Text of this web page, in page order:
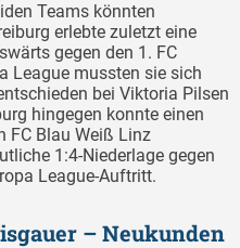
Teams könnten
erlebte zuletzt eine
gegen den 1. FC
League mussten sie sich
bei Viktoria Pilsen
hingegen konnte einen
FC Blau Weiß Linz
1:4-Niederlage gegen
League-Auftritt.
– Neukunden